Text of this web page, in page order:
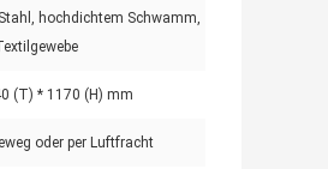
hochdichtem Schwamm,
(T) * 1170 (H) mm
oder per Luftfracht